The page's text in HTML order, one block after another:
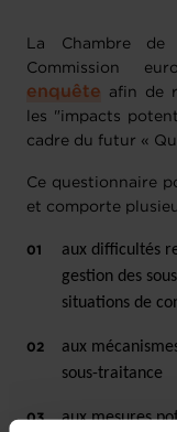
La Chambre de
Commission
enquête afin de
les "impacts
cadre du futur «
Ce questionnaire
et comporte
aux difficultés
gestion des
situations de
aux
sous-traitance
aux mesures